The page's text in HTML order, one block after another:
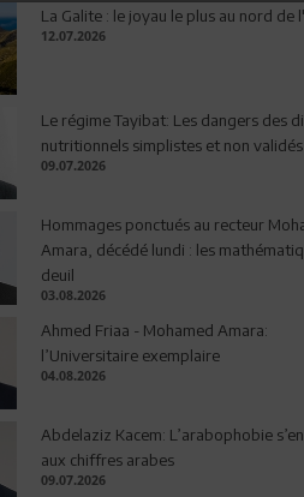
La Galite : le joyau le plus au nord de
12.07.2026
Le régime Tayibat: Les dangers des
nutritionnels simplistes et non validés
09.07.2026
Hommages ponctués au recteur
Amara, décédé lundi : les
deuil
03.08.2026
Ahmed Friaa - Mohamed Amara:
l’Universitaire exemplaire
04.08.2026
Abdelaziz Kacem: L’arabophobie
aux chiffres arabes
09.07.2026